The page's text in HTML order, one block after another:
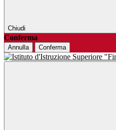
Chiudi
Conferma
Annulla Conferma